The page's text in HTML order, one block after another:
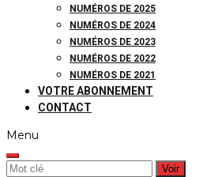
NUMÉROS DE 2025
NUMÉROS DE 2024
NUMÉROS DE 2023
NUMÉROS DE 2022
NUMÉROS DE 2021
VOTRE ABONNEMENT
CONTACT
Menu
Rechercher: